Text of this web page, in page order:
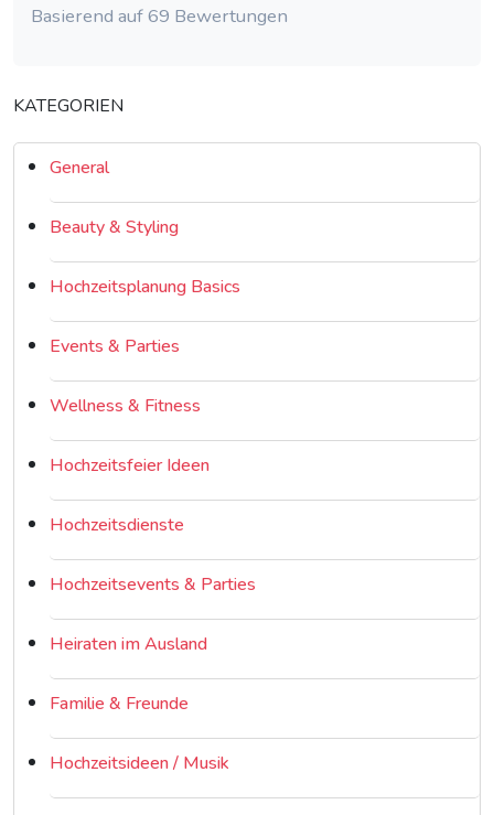
Basierend auf 69 Bewertungen
KATEGORIEN
General
Beauty & Styling
Hochzeitsplanung Basics
Events & Parties
Wellness & Fitness
Hochzeitsfeier Ideen
Hochzeitsdienste
Hochzeitsevents & Parties
Heiraten im Ausland
Familie & Freunde
Hochzeitsideen / Musik